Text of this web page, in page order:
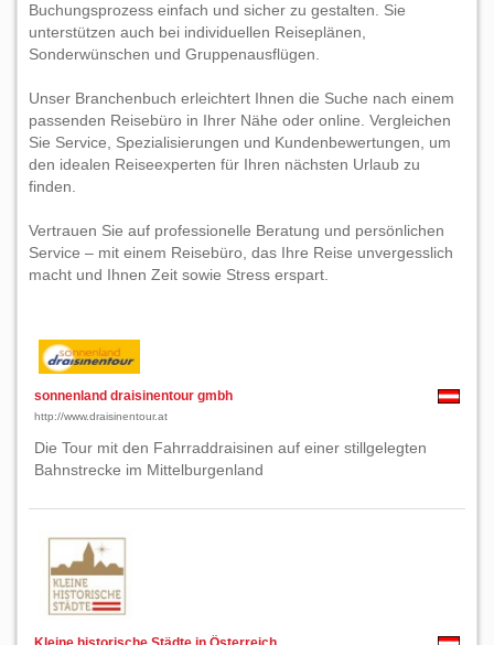
Buchungsprozess einfach und sicher zu gestalten. Sie
unterstützen auch bei individuellen Reiseplänen,
Sonderwünschen und Gruppenausflügen.
Unser Branchenbuch erleichtert Ihnen die Suche nach einem
passenden Reisebüro in Ihrer Nähe oder online. Vergleichen
Sie Service, Spezialisierungen und Kundenbewertungen, um
den idealen Reiseexperten für Ihren nächsten Urlaub zu
finden.
Vertrauen Sie auf professionelle Beratung und persönlichen
Service – mit einem Reisebüro, das Ihre Reise unvergesslich
macht und Ihnen Zeit sowie Stress erspart.
sonnenland draisinentour gmbh
http://www.draisinentour.at
Die Tour mit den Fahrraddraisinen auf einer stillgelegten
Bahnstrecke im Mittelburgenland